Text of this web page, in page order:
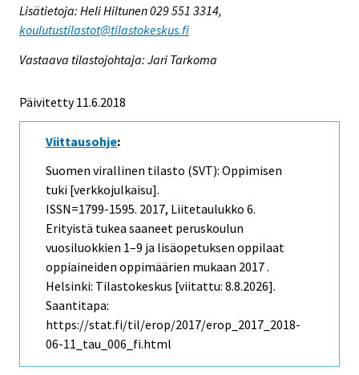
Lisätietoja: Heli Hiltunen 029 551 3314,
koulutustilastot@tilastokeskus.fi
Vastaava tilastojohtaja: Jari Tarkoma
Päivitetty 11.6.2018
Viittausohje:
Suomen virallinen tilasto (SVT): Oppimisen
tuki [verkkojulkaisu].
ISSN=1799-1595. 2017, Liitetaulukko 6.
Erityistä tukea saaneet peruskoulun
vuosiluokkien 1–9 ja lisäopetuksen oppilaat
oppiaineiden oppimäärien mukaan 2017 .
Helsinki: Tilastokeskus [viitattu: 8.8.2026].
Saantitapa:
https://stat.fi/til/erop/2017/erop_2017_2018-
06-11_tau_006_fi.html